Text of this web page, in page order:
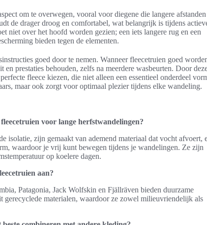
om te overwegen, vooral voor diegene die langere afstanden
de drager droog en comfortabel, wat belangrijk is tijdens
niet over het hoofd worden gezien; een iets langere rug en een
bieden tegen de elementen.
goed door te nemen. Wanneer fleecetruien goed
prestaties behouden, zelfs na meerdere wasbeurten. Door
fleece kiezen, die niet alleen een essentieel onderdeel
maar ook zorgt voor optimaal plezier tijdens elke wandeling.
voor lange herfstwandelingen?
isolatie, zijn gemaakt van ademend materiaal dat vocht afvoert,
waardoor je vrij kunt bewegen tijdens je wandelingen. Ze zijn
op koelere dagen.
aan?
Patagonia, Jack Wolfskin en Fjällräven bieden duurzame
gerecyclede materialen, waardoor ze zowel milieuvriendelijk als